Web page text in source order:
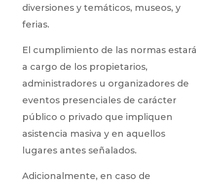
diversiones y temáticos, museos, y
ferias.
El cumplimiento de las normas estará
a cargo de los propietarios,
administradores u organizadores de
eventos presenciales de carácter
público o privado que impliquen
asistencia masiva y en aquellos
lugares antes señalados.
Adicionalmente, en caso de